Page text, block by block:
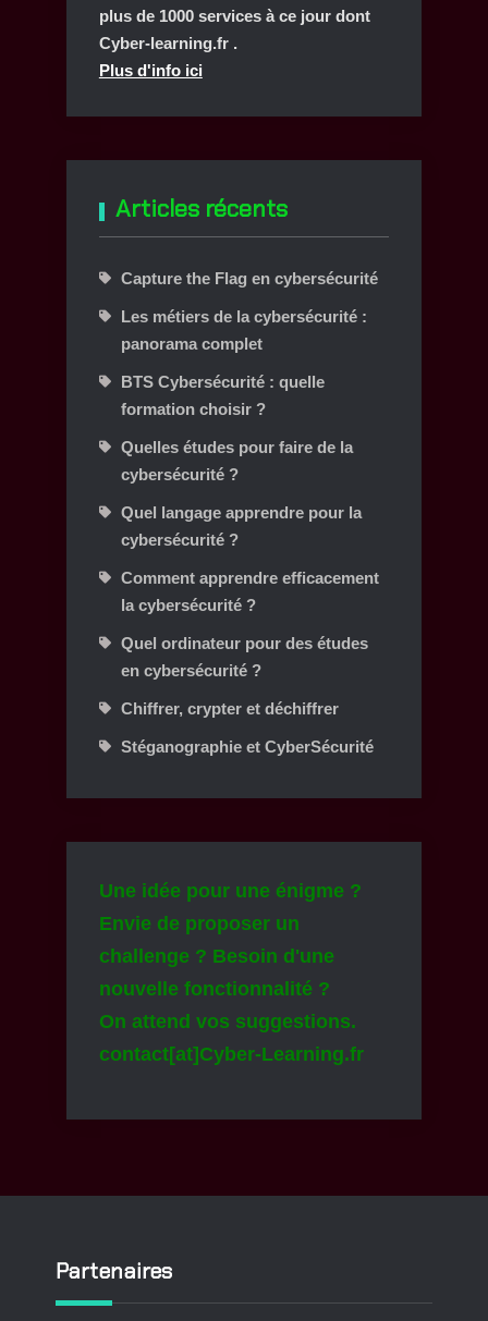
plus de 1000 services à ce jour dont
Cyber-learning.fr .
Plus d'info ici
Articles récents
Capture the Flag en cybersécurité
Les métiers de la cybersécurité :
panorama complet
BTS Cybersécurité : quelle
formation choisir ?
Quelles études pour faire de la
cybersécurité ?
Quel langage apprendre pour la
cybersécurité ?
Comment apprendre efficacement
la cybersécurité ?
Quel ordinateur pour des études
en cybersécurité ?
Chiffrer, crypter et déchiffrer
Stéganographie et CyberSécurité
Une idée pour une énigme ?
Envie de proposer un
challenge ? Besoin d'une
nouvelle fonctionnalité ?
On attend vos suggestions.
contact[at]Cyber-Learning.fr
Partenaires